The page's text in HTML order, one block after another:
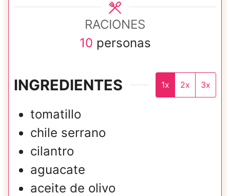
s
RACIONES
10 personas
INGREDIENTES 1x 2x 3x
tomatillo
chile serrano
cilantro
aguacate
aceite de olivo